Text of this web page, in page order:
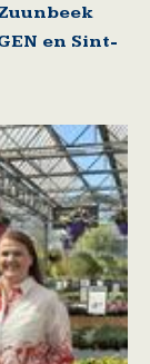
en Sint-